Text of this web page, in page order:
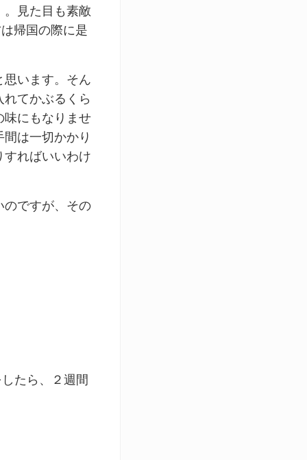
。見た目も素敵
帰国の際に是
思います。そん
てかぶるくら
味にもなりませ
は一切かかり
すればいいわけ
のですが、その
たら、２週間